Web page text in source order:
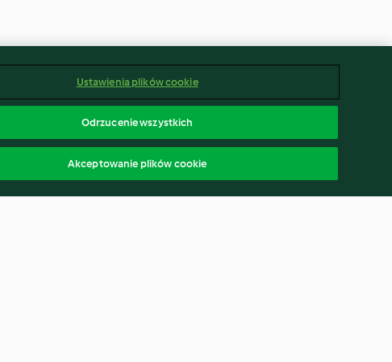
Ustawienia plików cookie
Odrzucenie wszystkich
Akceptowanie plików cookie